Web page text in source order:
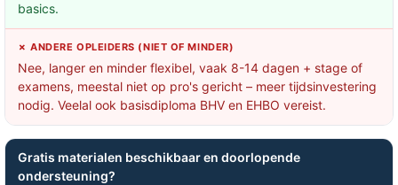
basics.
✗ ANDERE OPLEIDERS (NIET OF MINDER)
Nee, langer en minder flexibel, vaak 8-14 dagen + stage of
examens, meestal niet op pro's gericht – meer tijdsinvestering
nodig. Veelal ook basisdiploma BHV en EHBO vereist.
Gratis materialen beschikbaar en doorlopende
ondersteuning?